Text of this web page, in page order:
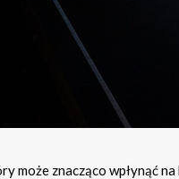
może znacząco wpłynąć